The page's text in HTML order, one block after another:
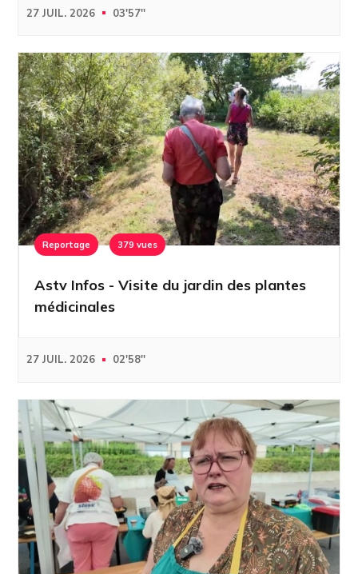
27 JUIL. 2026 03'57''
Reportage 379 vues
Astv Infos - Visite du jardin des plantes
médicinales
27 JUIL. 2026 02'58''